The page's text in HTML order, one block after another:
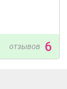
отзывов 6